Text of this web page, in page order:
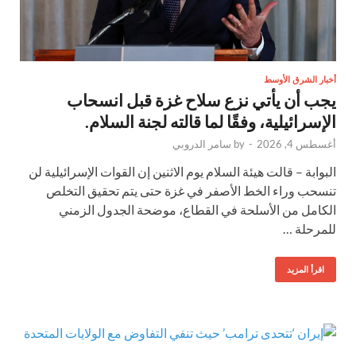
أخبار الشرق الأوسط
يجب أن يأتي نزع سلاح غزة قبل انسحاب
الإسرائيلية، وفقًا لما قالته لجنة السلام.
أغسطس 4, 2026 -
by سامر الدروبي
البوابة – قالت هيئة السلام يوم الاثنين إن القوات الإسرائيلية لن
تنسحب وراء الخط الأصفر في غزة حتى يتم تحقيق التخلص
الكامل من الأسلحة في القطاع، موضحة الجدول الزمني
للمرحلة …
اقرأ المزيد